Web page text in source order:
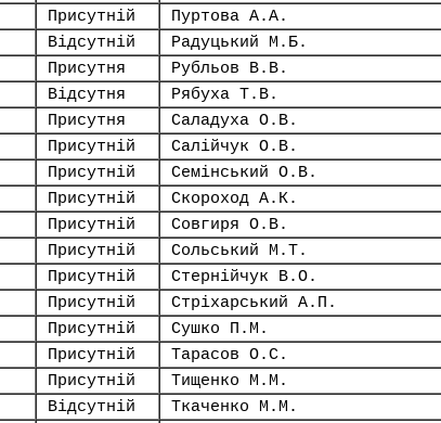
Присутній Пуртова А.А.
Відсутній Радуцький М.Б.
Присутня Рубльов В.В.
Відсутня Рябуха Т.В.
Присутня Саладуха О.В.
Присутній Салійчук О.В.
Присутній Семінський О.В.
Присутній Скороход А.К.
Присутній Совгиря О.В.
Присутній Сольський М.Т.
Присутній Стернійчук В.О.
Присутній Стріхарський А.П.
Присутній Сушко П.М.
Присутній Тарасов О.С.
Присутній Тищенко М.М.
Відсутній Ткаченко М.М.